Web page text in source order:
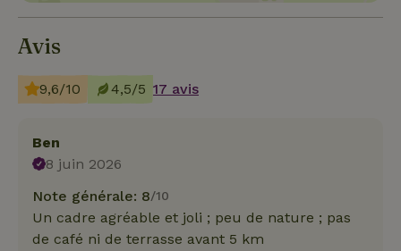
Avis
9,6/10 4,5/5 17 avis
Ben
8 juin 2026
Note générale: 8/10
Un cadre agréable et joli ; peu de nature ; pas
de café ni de terrasse avant 5 km